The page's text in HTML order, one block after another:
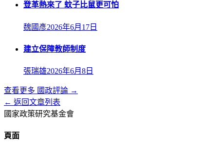
登革熱來了 蚊子比鼠更可怕
魏國彥2026年6月17日
建立保障教師制度
張瑞雄2026年6月8日
查看更多 國政評論 →
← 返回文章列表
國家政策研究基金會
頁面